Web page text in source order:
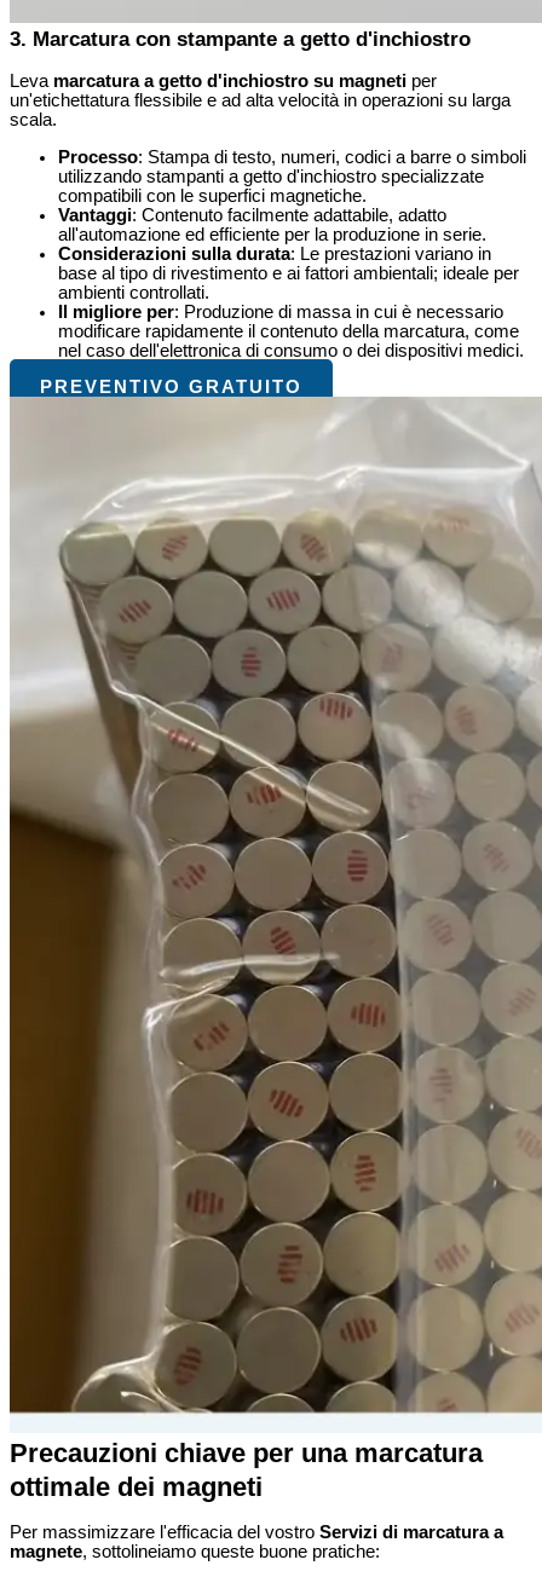
3. Marcatura con stampante a getto d'inchiostro
Leva marcatura a getto d'inchiostro su magneti per
un'etichettatura flessibile e ad alta velocità in operazioni su larga
scala.
Processo: Stampa di testo, numeri, codici a barre o simboli
utilizzando stampanti a getto d'inchiostro specializzate
compatibili con le superfici magnetiche.
Vantaggi: Contenuto facilmente adattabile, adatto
all'automazione ed efficiente per la produzione in serie.
Considerazioni sulla durata: Le prestazioni variano in
base al tipo di rivestimento e ai fattori ambientali; ideale per
ambienti controllati.
Il migliore per: Produzione di massa in cui è necessario
modificare rapidamente il contenuto della marcatura, come
nel caso dell'elettronica di consumo o dei dispositivi medici.
PREVENTIVO GRATUITO
Precauzioni chiave per una marcatura
ottimale dei magneti
Per massimizzare l'efficacia del vostro Servizi di marcatura a
magnete, sottolineiamo queste buone pratiche: